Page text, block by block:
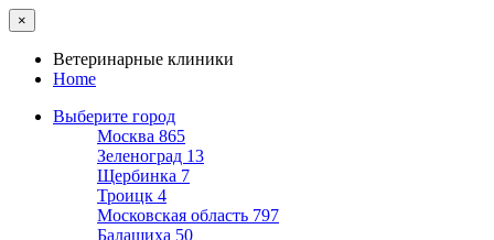
×
Ветеринарные клиники
Home
Выберите город
Москва 865
Зеленоград 13
Щербинка 7
Троицк 4
Московская область 797
Балашиха 50